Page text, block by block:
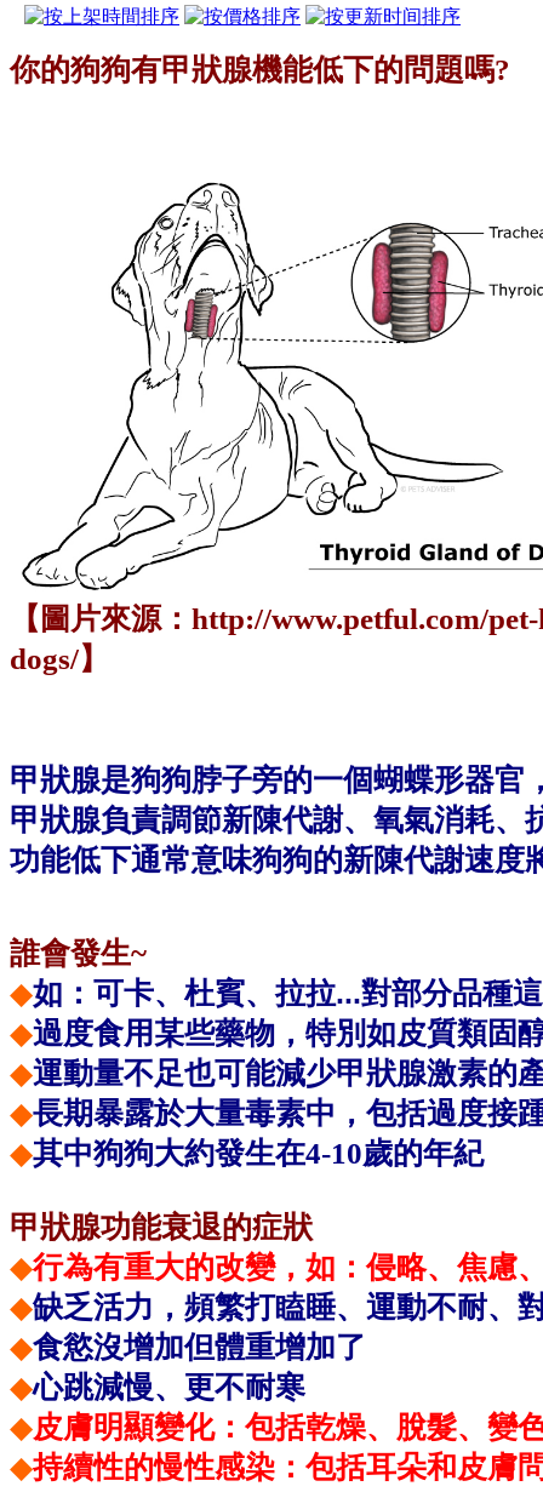
你的狗狗有甲狀腺機能低下的問題嗎?
【圖片來源：http://www.petful.com/
dogs/】
甲狀腺是狗狗脖子旁的一個蝴蝶形器官
甲狀腺負責調節新陳代謝、氧氣消耗、
功能低下通常意味狗狗的新陳代謝速度
誰會發生~
◆如：可卡、杜賓、拉拉...對部分品種
◆過度食用某些藥物，特別如皮質類固
◆運動量不足也可能減少甲狀腺激素的
◆長期暴露於大量毒素中，包括過度接
◆其中狗狗大約發生在4-10歲的年紀
甲狀腺功能衰退的症狀
◆行為有重大的改變，如：侵略、焦慮
◆缺乏活力，頻繁打瞌睡、運動不耐、
◆食慾沒增加但體重增加了
◆心跳減慢、更不耐寒
◆皮膚明顯變化：包括乾燥、脫髮、變
◆持續性的慢性感染：包括耳朵和皮膚